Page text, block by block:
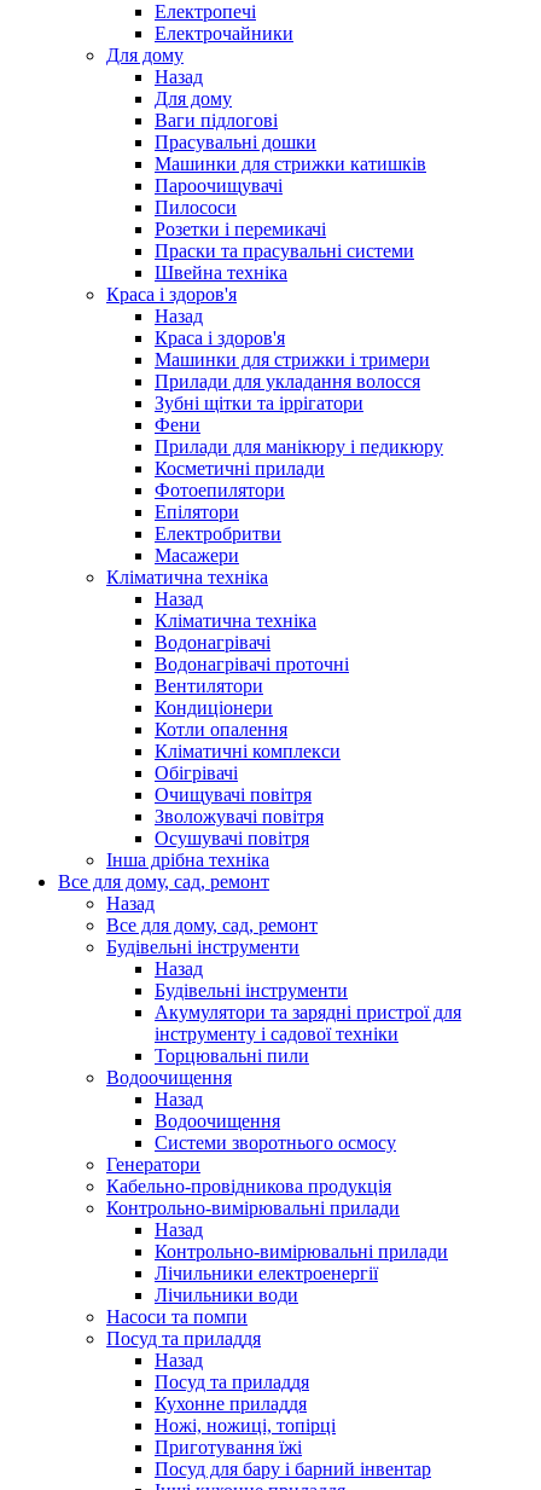
Електропечі
Електрочайники
Для дому
Назад
Для дому
Ваги підлогові
Прасувальні дошки
Машинки для стрижки катишків
Пароочищувачі
Пилососи
Розетки і перемикачі
Праски та прасувальні системи
Швейна техніка
Краса і здоров'я
Назад
Краса і здоров'я
Машинки для стрижки і тримери
Прилади для укладання волосся
Зубні щітки та іррігатори
Фени
Прилади для манікюру і педикюру
Косметичні прилади
Фотоепилятори
Епілятори
Електробритви
Масажери
Кліматична техніка
Назад
Кліматична техніка
Водонагрівачі
Водонагрівачі проточні
Вентилятори
Кондиціонери
Котли опалення
Кліматичні комплекси
Обігрівачі
Очищувачі повітря
Зволожувачі повітря
Осушувачі повітря
Інша дрібна техніка
Все для дому, сад, ремонт
Назад
Все для дому, сад, ремонт
Будівельні інструменти
Назад
Будівельні інструменти
Акумулятори та зарядні пристрої для
інструменту і садової техніки
Торцювальні пили
Водоочищення
Назад
Водоочищення
Системи зворотнього осмосу
Генератори
Кабельно-провідникова продукція
Контрольно-вимірювальні прилади
Назад
Контрольно-вимірювальні прилади
Лічильники електроенергії
Лічильники води
Насоси та помпи
Посуд та приладдя
Назад
Посуд та приладдя
Кухонне приладдя
Ножі, ножиці, топірці
Приготування їжі
Посуд для бару і барний інвентар